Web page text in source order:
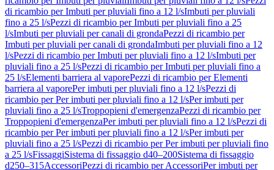
di ricambio per Imbuti per pluviali fino a 12 l/sImbuti per pluviali
fino a 25 l/sPezzi di ricambio per Imbuti per pluviali fino a 25
l/sImbuti per pluviali per canali di grondaPezzi di ricambio per
Imbuti per pluviali per canali di grondaImbuti per pluviali fino a 12
l/sPezzi di ricambio per Imbuti per pluviali fino a 12 l/sImbuti per
pluviali fino a 25 l/sPezzi di ricambio per Imbuti per pluviali fino a
25 l/sElementi barriera al vaporePezzi di ricambio per Elementi
barriera al vaporePer imbuti per pluviali fino a 12 l/sPezzi di
ricambio per Per imbuti per pluviali fino a 12 l/sPer imbuti per
pluviali fino a 25 l/sTroppopieni d'emergenzaPezzi di ricambio per
Troppopieni d'emergenzaPer imbuti per pluviali fino a 12 l/sPezzi di
ricambio per Per imbuti per pluviali fino a 12 l/sPer imbuti per
pluviali fino a 25 l/sPezzi di ricambio per Per imbuti per pluviali fino
a 25 l/sFissaggiSistema di fissaggio d40–200Sistema di fissaggio
d250–315AccessoriPezzi di ricambio per AccessoriPer imbuti per